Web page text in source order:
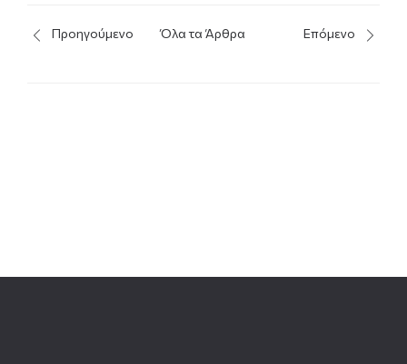
Προηγούμενο Όλα τα Άρθρα Επόμενο